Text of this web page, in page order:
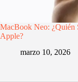
MacBook Neo: ¿Quién
Apple?
marzo 10, 2026